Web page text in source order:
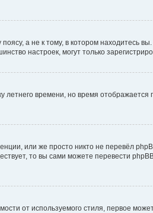
а не к тому, в котором находитесь
настроек, могут только
летнего времени, но время
или же просто никто не перевёл
то вы сами можете перевести
от используемого стиля, первое